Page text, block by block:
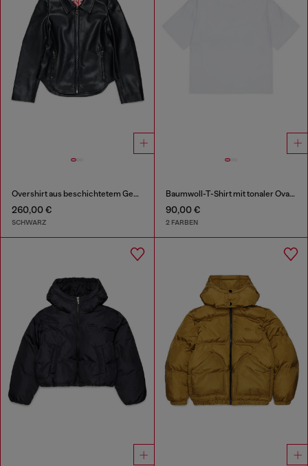
Overshirt aus beschichtetem Gewebe
260,00 €
SCHWARZ
Baumwoll-T-Shirt mit tonaler Oval D Stickerei
90,00 €
2 FARBEN